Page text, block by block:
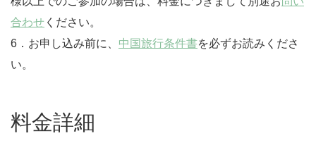
合わせ ください。
6．お申し込み前に、 中国旅行条件書を必ずお読みくださ
い。
料金詳細